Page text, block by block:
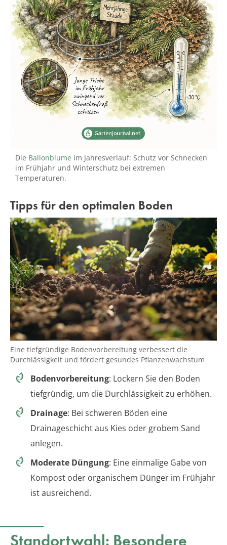
Die Ballonblume im Jahresverlauf: Schutz vor Schnecken
im Frühjahr und Winterschutz bei extremen
Temperaturen.
Tipps für den optimalen Boden
Eine tiefgründige Bodenvorbereitung verbessert die
Durchlässigkeit und fördert gesundes Pflanzenwachstum
Bodenvorbereitung: Lockern Sie den Boden
tiefgründig, um die Durchlässigkeit zu erhöhen.
Drainage: Bei schweren Böden eine
Drainageschicht aus Kies oder grobem Sand
anlegen.
Moderate Düngung: Eine einmalige Gabe von
Kompost oder organischem Dünger im Frühjahr
ist ausreichend.
Standortwahl: Besondere